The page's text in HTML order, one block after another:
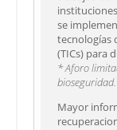
se
tecnologías
(TICs) para
* Aforo
bioseguridad.
Mayor